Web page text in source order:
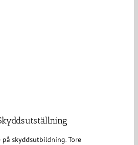
på skyddsutbildning. Tore